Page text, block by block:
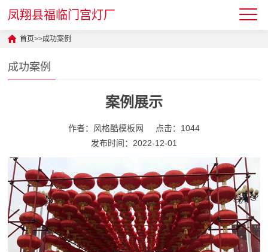
凤翔县福临门宫灯厂
首页>>成功案例
成功案例
案例展示
作者：风格酷模板网
点击：1044
发布时间：2022-12-01